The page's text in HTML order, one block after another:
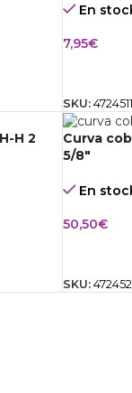
En
7,95€
SKU:
H 2
Curva
5/8″
En
50,50€
SKU: